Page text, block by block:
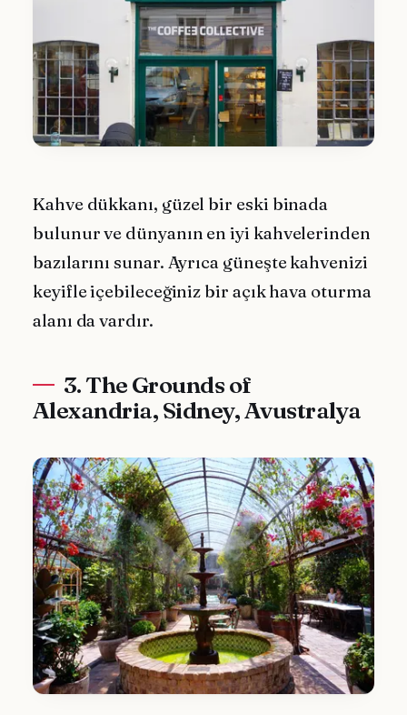
Kahve dükkanı, güzel bir eski binada
bulunur ve dünyanın en iyi kahvelerinden
bazılarını sunar. Ayrıca güneşte kahvenizi
keyifle içebileceğiniz bir açık hava oturma
alanı da vardır.
3. The Grounds of
Alexandria, Sidney, Avustralya